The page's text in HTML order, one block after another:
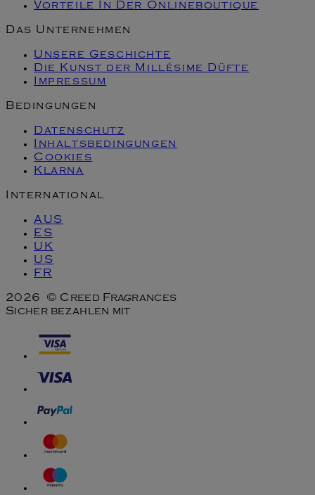
Vorteile In Der Onlineboutique
Das Unternehmen
Unsere Geschichte
Die Kunst der Millésime Düfte
Impressum
Bedingungen
Datenschutz
Inhaltsbedingungen
Cookies
Klarna
International
AUS
ES
UK
US
FR
2026 © Creed Fragrances
Sicher bezahlen mit